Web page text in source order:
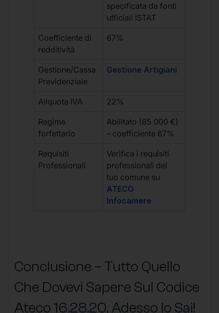
specificata da fonti
ufficiali ISTAT
Coefficiente di
redditività
67%
Gestione/Cassa
Previdenziale
Gestione Artigiani
Aliquota IVA 22%
Regime
forfettario
Abilitato (85 000 €)
– coefficiente 67%
Requisiti
Professionali
Verifica i requisiti
professionali del
tuo comune su
ATECO
Infocamere
Conclusione – Tutto Quello
Che Dovevi Sapere Sul Codice
Ateco 16.28.20, Adesso lo Sai!